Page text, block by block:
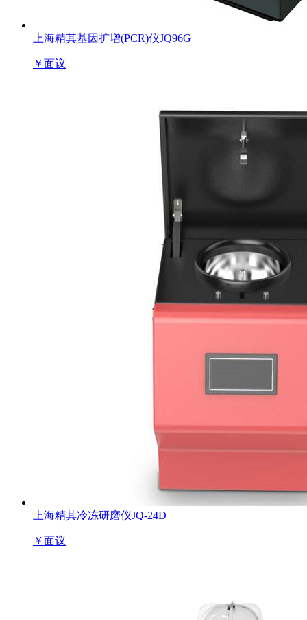
上海精其基因扩增(PCR)仪JQ96G
￥面议
上海精其冷冻研磨仪JQ-24D
￥面议